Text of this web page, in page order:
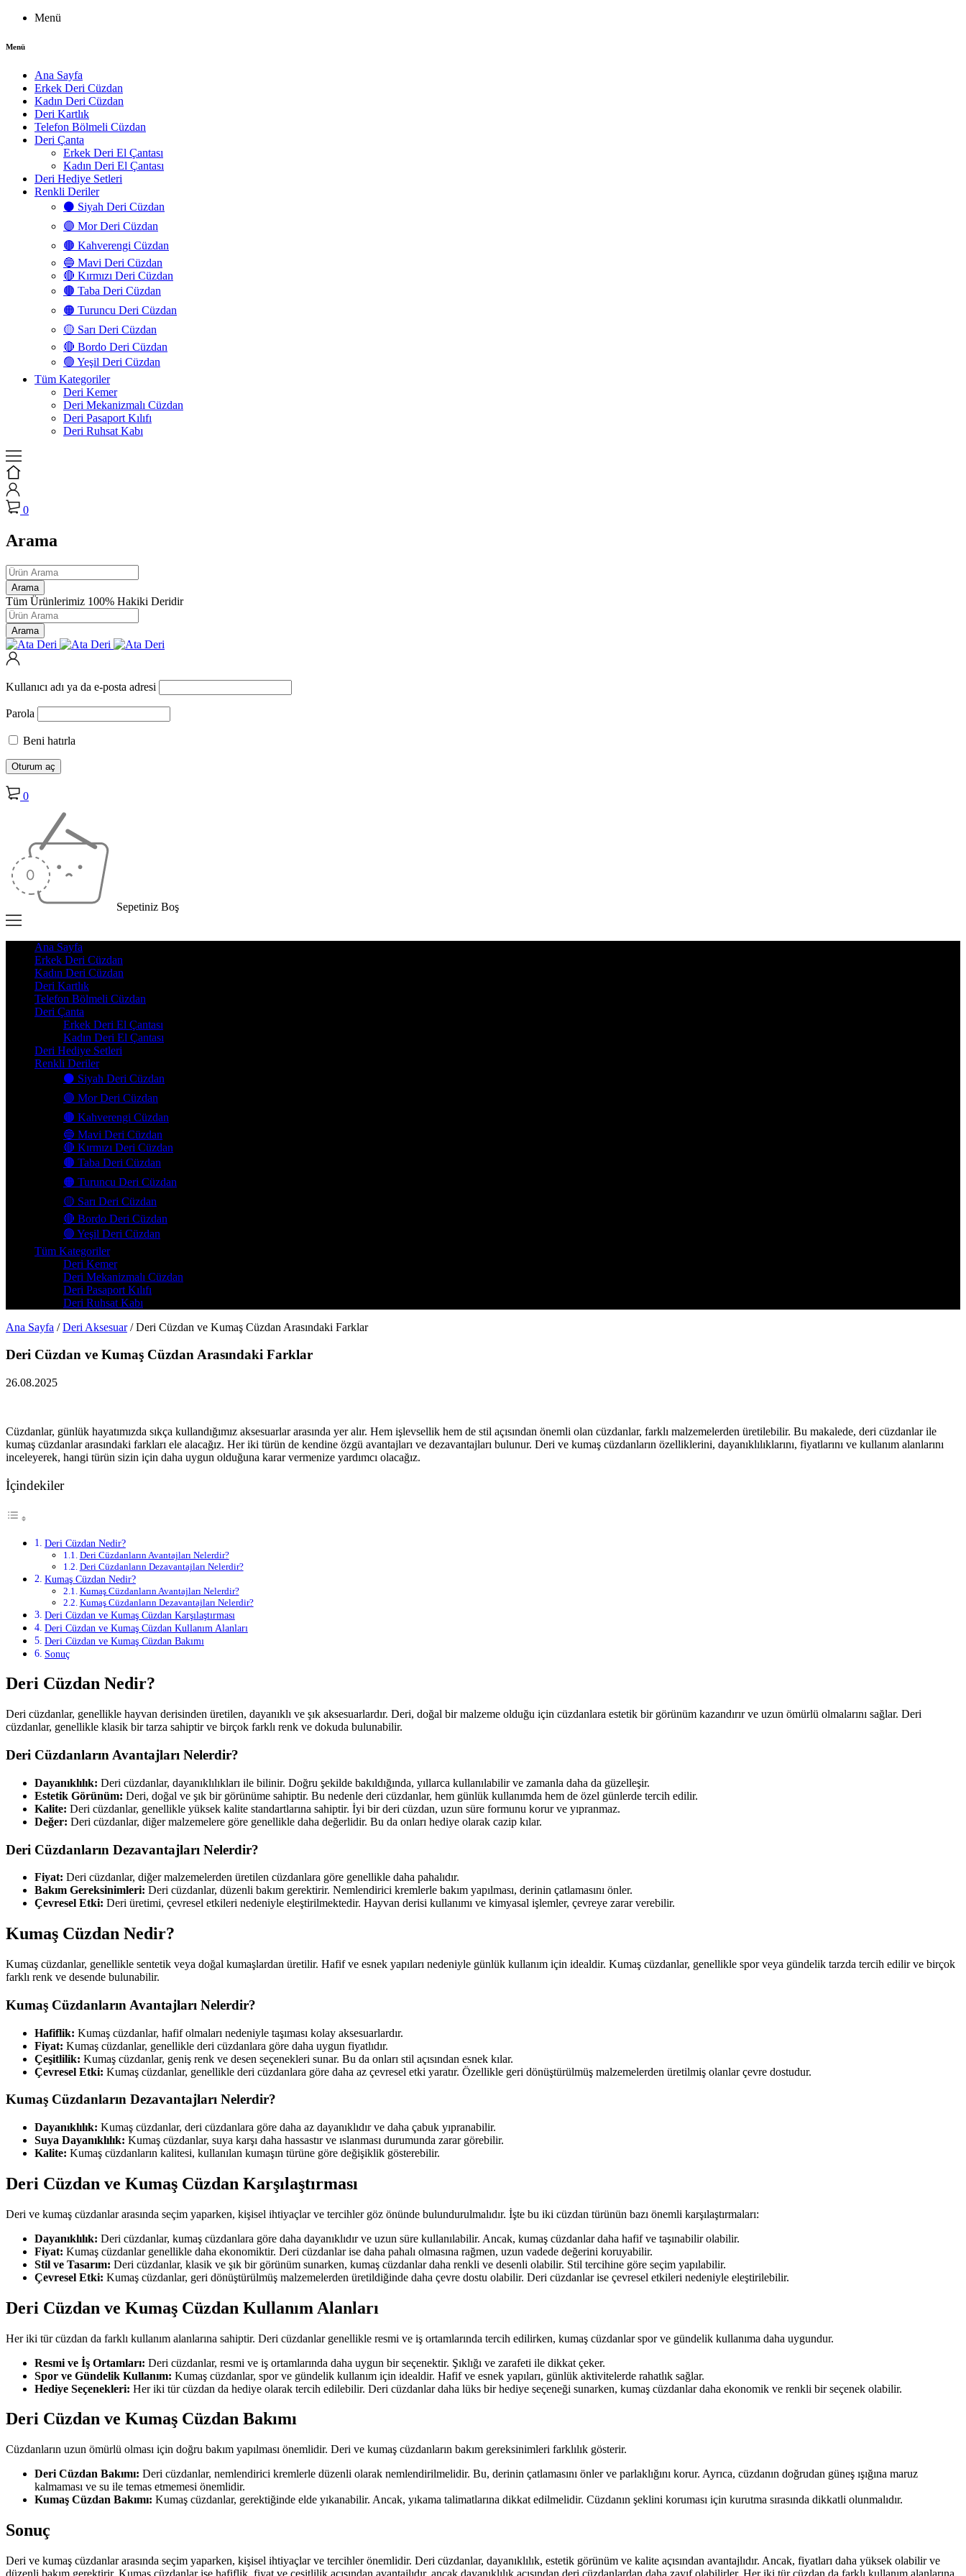
Menü
Menü
Ana Sayfa
Erkek Deri Cüzdan
Kadın Deri Cüzdan
Deri Kartlık
Telefon Bölmeli Cüzdan
Deri Çanta
Erkek Deri El Çantası
Kadın Deri El Çantası
Deri Hediye Setleri
Renkli Deriler
⚫ Siyah Deri Cüzdan
🟣 Mor Deri Cüzdan
🟤 Kahverengi Cüzdan
🔵 Mavi Deri Cüzdan
🔴 Kırmızı Deri Cüzdan
🟤 Taba Deri Cüzdan
🟠 Turuncu Deri Cüzdan
🟡 Sarı Deri Cüzdan
🔴 Bordo Deri Cüzdan
🟢 Yeşil Deri Cüzdan
Tüm Kategoriler
Deri Kemer
Deri Mekanizmalı Cüzdan
Deri Pasaport Kılıfı
Deri Ruhsat Kabı
0
Arama
Tüm Ürünlerimiz 100% Hakiki Deridir
Kullanıcı adı ya da e-posta adresi
Parola
Beni hatırla
0
Sepetiniz Boş
Ana Sayfa
Erkek Deri Cüzdan
Kadın Deri Cüzdan
Deri Kartlık
Telefon Bölmeli Cüzdan
Deri Çanta
Erkek Deri El Çantası
Kadın Deri El Çantası
Deri Hediye Setleri
Renkli Deriler
⚫ Siyah Deri Cüzdan
🟣 Mor Deri Cüzdan
🟤 Kahverengi Cüzdan
🔵 Mavi Deri Cüzdan
🔴 Kırmızı Deri Cüzdan
🟤 Taba Deri Cüzdan
🟠 Turuncu Deri Cüzdan
🟡 Sarı Deri Cüzdan
🔴 Bordo Deri Cüzdan
🟢 Yeşil Deri Cüzdan
Tüm Kategoriler
Deri Kemer
Deri Mekanizmalı Cüzdan
Deri Pasaport Kılıfı
Deri Ruhsat Kabı
Ana Sayfa / Deri Aksesuar / Deri Cüzdan ve Kumaş Cüzdan Arasındaki Farklar
Deri Cüzdan ve Kumaş Cüzdan Arasındaki Farklar
26.08.2025
Cüzdanlar, günlük hayatımızda sıkça kullandığımız aksesuarlar arasında yer alır. Hem işlevsellik hem de stil açısından önemli olan cüzdanlar, farklı malzemelerden üretilebilir. Bu makalede, deri cüzdanlar ile
kumaş cüzdanlar arasındaki farkları ele alacağız. Her iki türün de kendine özgü avantajları ve dezavantajları bulunur. Deri ve kumaş cüzdanların özelliklerini, dayanıklılıklarını, fiyatlarını ve kullanım alanlarını
inceleyerek, hangi türün sizin için daha uygun olduğuna karar vermenize yardımcı olacağız.
İçindekiler
Deri Cüzdan Nedir?
Deri Cüzdanların Avantajları Nelerdir?
Deri Cüzdanların Dezavantajları Nelerdir?
Kumaş Cüzdan Nedir?
Kumaş Cüzdanların Avantajları Nelerdir?
Kumaş Cüzdanların Dezavantajları Nelerdir?
Deri Cüzdan ve Kumaş Cüzdan Karşılaştırması
Deri Cüzdan ve Kumaş Cüzdan Kullanım Alanları
Deri Cüzdan ve Kumaş Cüzdan Bakımı
Sonuç
Deri Cüzdan Nedir?
Deri cüzdanlar, genellikle hayvan derisinden üretilen, dayanıklı ve şık aksesuarlardır. Deri, doğal bir malzeme olduğu için cüzdanlara estetik bir görünüm kazandırır ve uzun ömürlü olmalarını sağlar. Deri
cüzdanlar, genellikle klasik bir tarza sahiptir ve birçok farklı renk ve dokuda bulunabilir.
Deri Cüzdanların Avantajları Nelerdir?
Dayanıklılık: Deri cüzdanlar, dayanıklılıkları ile bilinir. Doğru şekilde bakıldığında, yıllarca kullanılabilir ve zamanla daha da güzelleşir.
Estetik Görünüm: Deri, doğal ve şık bir görünüme sahiptir. Bu nedenle deri cüzdanlar, hem günlük kullanımda hem de özel günlerde tercih edilir.
Kalite: Deri cüzdanlar, genellikle yüksek kalite standartlarına sahiptir. İyi bir deri cüzdan, uzun süre formunu korur ve yıpranmaz.
Değer: Deri cüzdanlar, diğer malzemelere göre genellikle daha değerlidir. Bu da onları hediye olarak cazip kılar.
Deri Cüzdanların Dezavantajları Nelerdir?
Fiyat: Deri cüzdanlar, diğer malzemelerden üretilen cüzdanlara göre genellikle daha pahalıdır.
Bakım Gereksinimleri: Deri cüzdanlar, düzenli bakım gerektirir. Nemlendirici kremlerle bakım yapılması, derinin çatlamasını önler.
Çevresel Etki: Deri üretimi, çevresel etkileri nedeniyle eleştirilmektedir. Hayvan derisi kullanımı ve kimyasal işlemler, çevreye zarar verebilir.
Kumaş Cüzdan Nedir?
Kumaş cüzdanlar, genellikle sentetik veya doğal kumaşlardan üretilir. Hafif ve esnek yapıları nedeniyle günlük kullanım için idealdir. Kumaş cüzdanlar, genellikle spor veya gündelik tarzda tercih edilir ve birçok
farklı renk ve desende bulunabilir.
Kumaş Cüzdanların Avantajları Nelerdir?
Hafiflik: Kumaş cüzdanlar, hafif olmaları nedeniyle taşıması kolay aksesuarlardır.
Fiyat: Kumaş cüzdanlar, genellikle deri cüzdanlara göre daha uygun fiyatlıdır.
Çeşitlilik: Kumaş cüzdanlar, geniş renk ve desen seçenekleri sunar. Bu da onları stil açısından esnek kılar.
Çevresel Etki: Kumaş cüzdanlar, genellikle deri cüzdanlara göre daha az çevresel etki yaratır. Özellikle geri dönüştürülmüş malzemelerden üretilmiş olanlar çevre dostudur.
Kumaş Cüzdanların Dezavantajları Nelerdir?
Dayanıklılık: Kumaş cüzdanlar, deri cüzdanlara göre daha az dayanıklıdır ve daha çabuk yıpranabilir.
Suya Dayanıklılık: Kumaş cüzdanlar, suya karşı daha hassastır ve ıslanması durumunda zarar görebilir.
Kalite: Kumaş cüzdanların kalitesi, kullanılan kumaşın türüne göre değişiklik gösterebilir.
Deri Cüzdan ve Kumaş Cüzdan Karşılaştırması
Deri ve kumaş cüzdanlar arasında seçim yaparken, kişisel ihtiyaçlar ve tercihler göz önünde bulundurulmalıdır. İşte bu iki cüzdan türünün bazı önemli karşılaştırmaları:
Dayanıklılık: Deri cüzdanlar, kumaş cüzdanlara göre daha dayanıklıdır ve uzun süre kullanılabilir. Ancak, kumaş cüzdanlar daha hafif ve taşınabilir olabilir.
Fiyat: Kumaş cüzdanlar genellikle daha ekonomiktir. Deri cüzdanlar ise daha pahalı olmasına rağmen, uzun vadede değerini koruyabilir.
Stil ve Tasarım: Deri cüzdanlar, klasik ve şık bir görünüm sunarken, kumaş cüzdanlar daha renkli ve desenli olabilir. Stil tercihine göre seçim yapılabilir.
Çevresel Etki: Kumaş cüzdanlar, geri dönüştürülmüş malzemelerden üretildiğinde daha çevre dostu olabilir. Deri cüzdanlar ise çevresel etkileri nedeniyle eleştirilebilir.
Deri Cüzdan ve Kumaş Cüzdan Kullanım Alanları
Her iki tür cüzdan da farklı kullanım alanlarına sahiptir. Deri cüzdanlar genellikle resmi ve iş ortamlarında tercih edilirken, kumaş cüzdanlar spor ve gündelik kullanıma daha uygundur.
Resmi ve İş Ortamları: Deri cüzdanlar, resmi ve iş ortamlarında daha uygun bir seçenektir. Şıklığı ve zarafeti ile dikkat çeker.
Spor ve Gündelik Kullanım: Kumaş cüzdanlar, spor ve gündelik kullanım için idealdir. Hafif ve esnek yapıları, günlük aktivitelerde rahatlık sağlar.
Hediye Seçenekleri: Her iki tür cüzdan da hediye olarak tercih edilebilir. Deri cüzdanlar daha lüks bir hediye seçeneği sunarken, kumaş cüzdanlar daha ekonomik ve renkli bir seçenek olabilir.
Deri Cüzdan ve Kumaş Cüzdan Bakımı
Cüzdanların uzun ömürlü olması için doğru bakım yapılması önemlidir. Deri ve kumaş cüzdanların bakım gereksinimleri farklılık gösterir.
Deri Cüzdan Bakımı: Deri cüzdanlar, nemlendirici kremlerle düzenli olarak nemlendirilmelidir. Bu, derinin çatlamasını önler ve parlaklığını korur. Ayrıca, cüzdanın doğrudan güneş ışığına maruz
kalmaması ve su ile temas etmemesi önemlidir.
Kumaş Cüzdan Bakımı: Kumaş cüzdanlar, gerektiğinde elde yıkanabilir. Ancak, yıkama talimatlarına dikkat edilmelidir. Cüzdanın şeklini koruması için kurutma sırasında dikkatli olunmalıdır.
Sonuç
Deri ve kumaş cüzdanlar arasında seçim yaparken, kişisel ihtiyaçlar ve tercihler önemlidir. Deri cüzdanlar, dayanıklılık, estetik görünüm ve kalite açısından avantajlıdır. Ancak, fiyatları daha yüksek olabilir ve